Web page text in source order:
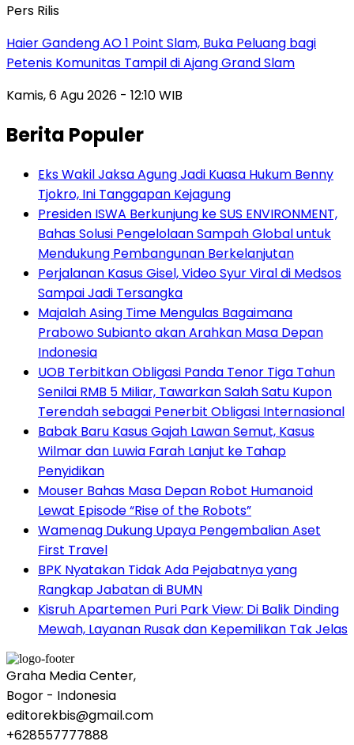
Pers Rilis
Haier Gandeng AO 1 Point Slam, Buka Peluang bagi
Petenis Komunitas Tampil di Ajang Grand Slam
Kamis, 6 Agu 2026 - 12:10 WIB
Berita Populer
Eks Wakil Jaksa Agung Jadi Kuasa Hukum Benny
Tjokro, Ini Tanggapan Kejagung
Presiden ISWA Berkunjung ke SUS ENVIRONMENT,
Bahas Solusi Pengelolaan Sampah Global untuk
Mendukung Pembangunan Berkelanjutan
Perjalanan Kasus Gisel, Video Syur Viral di Medsos
Sampai Jadi Tersangka
Majalah Asing Time Mengulas Bagaimana
Prabowo Subianto akan Arahkan Masa Depan
Indonesia
UOB Terbitkan Obligasi Panda Tenor Tiga Tahun
Senilai RMB 5 Miliar, Tawarkan Salah Satu Kupon
Terendah sebagai Penerbit Obligasi Internasional
Babak Baru Kasus Gajah Lawan Semut, Kasus
Wilmar dan Luwia Farah Lanjut ke Tahap
Penyidikan
Mouser Bahas Masa Depan Robot Humanoid
Lewat Episode “Rise of the Robots”
Wamenag Dukung Upaya Pengembalian Aset
First Travel
BPK Nyatakan Tidak Ada Pejabatnya yang
Rangkap Jabatan di BUMN
Kisruh Apartemen Puri Park View: Di Balik Dinding
Mewah, Layanan Rusak dan Kepemilikan Tak Jelas
Graha Media Center,
Bogor - Indonesia
editorekbis@gmail.com
+628557777888